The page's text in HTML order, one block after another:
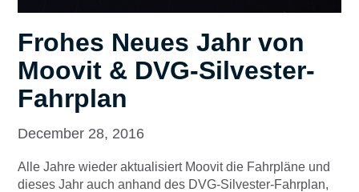
Frohes Neues Jahr von
Moovit & DVG-Silvester-
Fahrplan
December 28, 2016
Alle Jahre wieder aktualisiert Moovit die Fahrpläne und
dieses Jahr auch anhand des DVG-Silvester-Fahrplan,